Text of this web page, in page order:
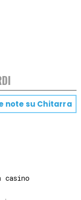
note su Chitarra
casino